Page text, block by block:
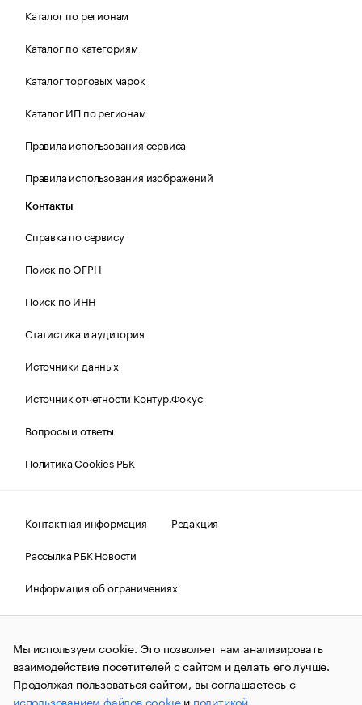
Каталог по регионам
Каталог по категориям
Каталог торговых марок
Каталог ИП по регионам
Правила использования сервиса
Правила использования изображений
Контакты
Справка по сервису
Поиск по ОГРН
Поиск по ИНН
Статистика и аудитория
Источники данных
Источник отчетности Контур.Фокус
Вопросы и ответы
Политика Cookies РБК
Контактная информация
Редакция
Рассылка РБК Новости
Информация об ограничениях
Правовая информация
О соблюдении авторских прав
© АО «РОСБИЗНЕСКОНСАЛТИНГ»,1995–2026.Сообщения
и материалы информационного агентства «РБК»
(зарегистрировано Федеральной службой по надзору в сфере
связи, информационных технологий и массовых
коммуникаций (Роскомнадзор) 09.12.2015 за номером ИА
Мы используем cookie. Это позволяет нам анализировать
взаимодействие посетителей с сайтом и делать его лучше.
Продолжая пользоваться сайтом, вы соглашаетесь с
использованием файлов cookieи политикой